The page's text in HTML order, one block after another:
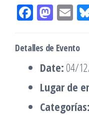
Fac
oo
M
od
on
Em
Detalles de Evento
Date: 04/
Lugar de
Categorías: